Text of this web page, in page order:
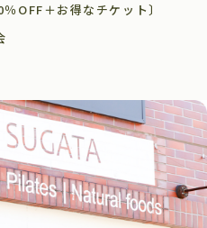
OFF＋お得なチケット〕